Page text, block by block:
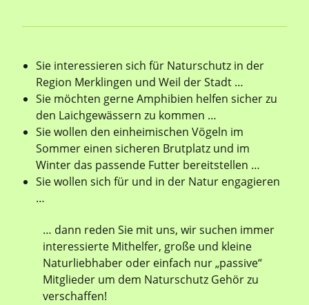
Sie interessieren sich für Naturschutz in der
Region Merklingen und Weil der Stadt …
Sie möchten gerne Amphibien helfen sicher zu
den Laichgewässern zu kommen …
Sie wollen den einheimischen Vögeln im
Sommer einen sicheren Brutplatz und im
Winter das passende Futter bereitstellen …
Sie wollen sich für und in der Natur engagieren
…
… dann reden Sie mit uns, wir suchen immer
interessierte Mithelfer, große und kleine
Naturliebhaber oder einfach nur „passive“
Mitglieder um dem Naturschutz Gehör zu
verschaffen!